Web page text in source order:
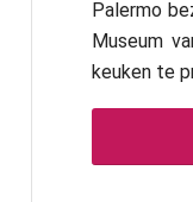
Palermo
Museum
keuken te